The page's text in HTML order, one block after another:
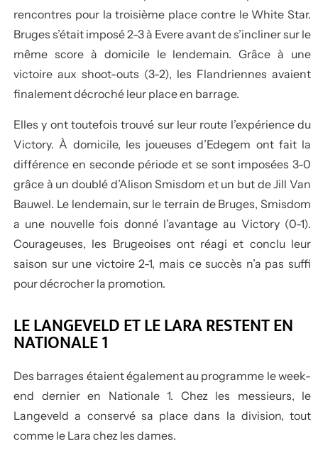
rencontres pour la troisième place contre le White Star.
Bruges s’était imposé 2-3 à Evere avant de s’incliner sur le
même score à domicile le lendemain. Grâce à une
victoire aux shoot-outs (3-2), les Flandriennes avaient
finalement décroché leur place en barrage.
Elles y ont toutefois trouvé sur leur route l’expérience du
Victory. À domicile, les joueuses d’Edegem ont fait la
différence en seconde période et se sont imposées 3-0
grâce à un doublé d’Alison Smisdom et un but de Jill Van
Bauwel. Le lendemain, sur le terrain de Bruges, Smisdom
a une nouvelle fois donné l’avantage au Victory (0-1).
Courageuses, les Brugeoises ont réagi et conclu leur
saison sur une victoire 2-1, mais ce succès n’a pas suffi
pour décrocher la promotion.
LE LANGEVELD ET LE LARA RESTENT EN
NATIONALE 1
Des barrages étaient également au programme le week-
end dernier en Nationale 1. Chez les messieurs, le
Langeveld a conservé sa place dans la division, tout
comme le Lara chez les dames.